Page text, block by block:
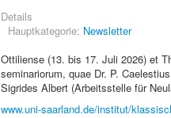
Details
Hauptkategorie: Newsletter
Ottiliense (13. bis 17. Juli 2026) et
seminariorum, quae Dr. P.
Sigrides Albert (Arbeitsstelle für
www.uni-saarland.de/institut/